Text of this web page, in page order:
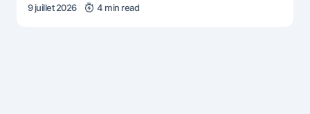
9 juillet 2026 4 min read